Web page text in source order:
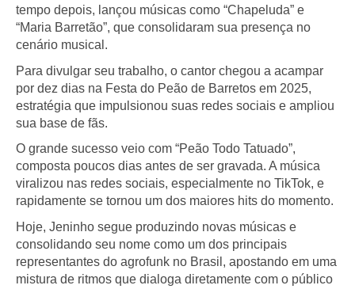
tempo depois, lançou músicas como “Chapeluda” e
“Maria Barretão”, que consolidaram sua presença no
cenário musical.
Para divulgar seu trabalho, o cantor chegou a acampar
por dez dias na Festa do Peão de Barretos em 2025,
estratégia que impulsionou suas redes sociais e ampliou
sua base de fãs.
O grande sucesso veio com “Peão Todo Tatuado”,
composta poucos dias antes de ser gravada. A música
viralizou nas redes sociais, especialmente no TikTok, e
rapidamente se tornou um dos maiores hits do momento.
Hoje, Jeninho segue produzindo novas músicas e
consolidando seu nome como um dos principais
representantes do agrofunk no Brasil, apostando em uma
mistura de ritmos que dialoga diretamente com o público